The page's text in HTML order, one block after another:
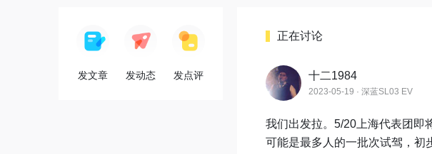
发文章 发动态 发点评
正在讨论
十二1984
2023-05-19 · 深蓝SL03 EV
我们出发拉。5/20上海代表团即
可能是最多人的一批次试驾，初